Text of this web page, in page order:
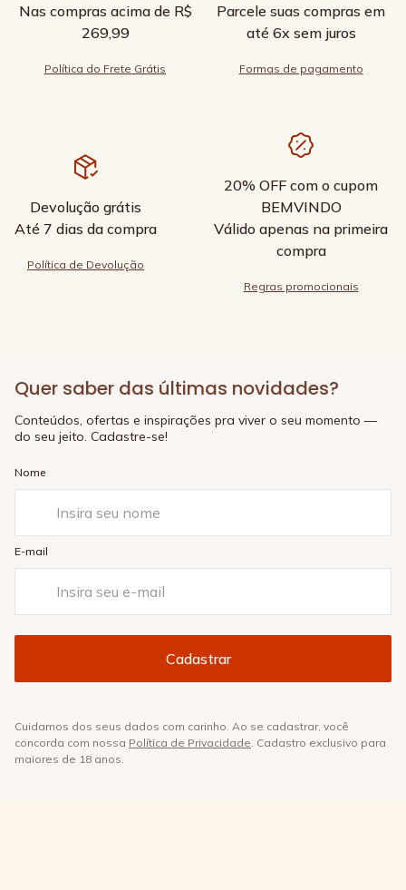
Nas compras acima de R$
269,99
Política do Frete Grátis
Parcele suas compras em
até 6x sem juros
Formas de pagamento
Devolução grátis
Até 7 dias da compra
Política de Devolução
20% OFF com o cupom
BEMVINDO
Válido apenas na primeira
compra
Regras promocionais
Quer saber das últimas novidades?
Conteúdos, ofertas e inspirações pra viver o seu momento —
do seu jeito. Cadastre-se!
Nome
E-mail
Cuidamos dos seus dados com carinho. Ao se cadastrar, você
concorda com nossa Política de Privacidade. Cadastro exclusivo para
maiores de 18 anos.